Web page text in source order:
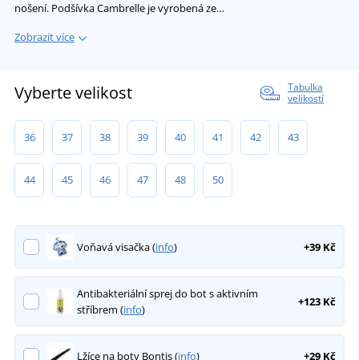
nošení. Podšívka Cambrelle je vyrobená ze…
Zobrazit více
Vyberte velikost
Tabulka
velikostí
36 37 38 39 40 41 42 43
44 45 46 47 48 50
Voňavá visačka (info) +39 Kč
Antibakteriální sprej do bot s aktivním
stříbrem (info)
+123 Kč
Lžíce na boty Bontis (info) +29 Kč